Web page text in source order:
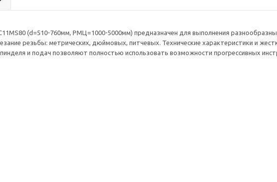
(d=510-760мм, РМЦ=1000-5000мм) предназначен для выполнения
резьбы: метрических, дюймовых, питчевых. Технические характеристики и
и подач позволяют полностью использовать возможности прогрессивных